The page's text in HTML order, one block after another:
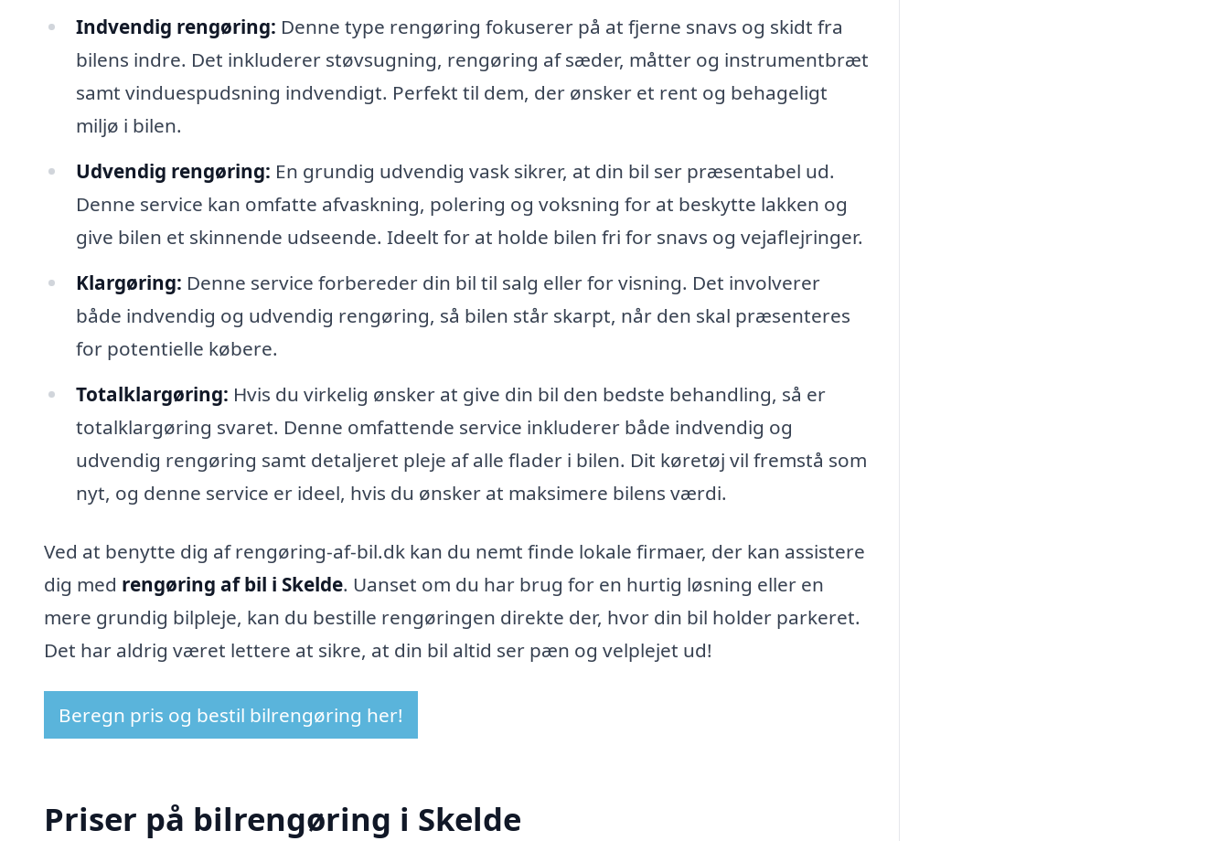
Indvendig rengøring: Denne type rengøring fokuserer på at fjerne snavs og skidt fra
bilens indre. Det inkluderer støvsugning, rengøring af sæder, måtter og instrumentbræt
samt vinduespudsning indvendigt. Perfekt til dem, der ønsker et rent og behageligt
miljø i bilen.
Udvendig rengøring: En grundig udvendig vask sikrer, at din bil ser præsentabel ud.
Denne service kan omfatte afvaskning, polering og voksning for at beskytte lakken og
give bilen et skinnende udseende. Ideelt for at holde bilen fri for snavs og vejaflejringer.
Klargøring: Denne service forbereder din bil til salg eller for visning. Det involverer
både indvendig og udvendig rengøring, så bilen står skarpt, når den skal præsenteres
for potentielle købere.
Totalklargøring: Hvis du virkelig ønsker at give din bil den bedste behandling, så er
totalklargøring svaret. Denne omfattende service inkluderer både indvendig og
udvendig rengøring samt detaljeret pleje af alle flader i bilen. Dit køretøj vil fremstå som
nyt, og denne service er ideel, hvis du ønsker at maksimere bilens værdi.
Ved at benytte dig af rengøring-af-bil.dk kan du nemt finde lokale firmaer, der kan assistere
dig med rengøring af bil i Skelde. Uanset om du har brug for en hurtig løsning eller en
mere grundig bilpleje, kan du bestille rengøringen direkte der, hvor din bil holder parkeret.
Det har aldrig været lettere at sikre, at din bil altid ser pæn og velplejet ud!
Beregn pris og bestil bilrengøring her!
Priser på bilrengøring i Skelde